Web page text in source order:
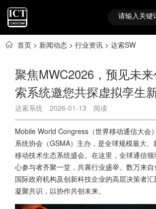
首页 > 新闻动态 > 行业资讯 > 达索SW
聚焦MWC2026，预见未
索系统邀您共探虚拟孪生
达索系统 2026-01-13 阅读
Mobile World Congress（世界移动通信大会
系统协会（GSMA）主办，是全球规模最大
移动技术生态系统盛会。在这里，全球通信
心参与者齐聚一堂，共襄行业盛举。数万来自
国际政府机构及创新科技企业的高层决策者
凝聚共识，以协作共创未来。